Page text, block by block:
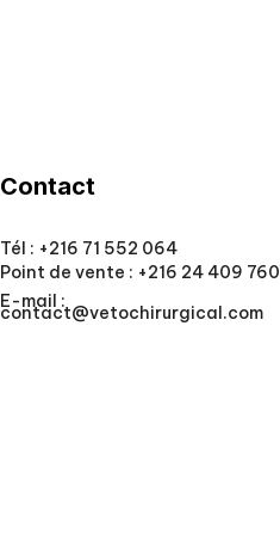
Contact
Tél : +216 71 552 064
Point de vente : +216 24 409 760
E-mail :
contact@vetochirurgical.com